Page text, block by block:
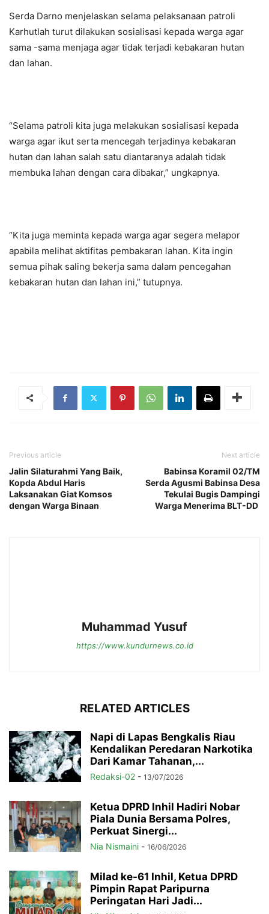
Serda Darno menjelaskan selama pelaksanaan patroli
Karhutlah turut dilakukan sosialisasi kepada warga agar
sama -sama menjaga agar tidak terjadi kebakaran hutan
dan lahan.
“Selama patroli kita juga melakukan sosialisasi kepada
warga agar ikut serta mencegah terjadinya kebakaran
hutan dan lahan salah satu diantaranya adalah tidak
membuka lahan dengan cara dibakar,” ungkapnya.
“Kita juga meminta kepada warga agar segera melapor
apabila melihat aktifitas pembakaran lahan. Kita ingin
semua pihak saling bekerja sama dalam pencegahan
kebakaran hutan dan lahan ini,” tutupnya.
Previous article
Jalin Silaturahmi Yang Baik,
Kopda Abdul Haris
Laksanakan Giat Komsos
dengan Warga Binaan
Next article
Babinsa Koramil 02/TM
Serda Agusmi Babinsa Desa
Tekulai Bugis Dampingi
Warga Menerima BLT-DD
Muhammad Yusuf
https://www.kundurnews.co.id
RELATED ARTICLES
Napi di Lapas Bengkalis Riau
Kendalikan Peredaran Narkotika
Dari Kamar Tahanan,...
Redaksi-02 - 13/07/2026
Ketua DPRD Inhil Hadiri Nobar
Piala Dunia Bersama Polres,
Perkuat Sinergi...
Nia Nismaini - 16/06/2026
Milad ke-61 Inhil, Ketua DPRD
Pimpin Rapat Paripurna
Peringatan Hari Jadi...